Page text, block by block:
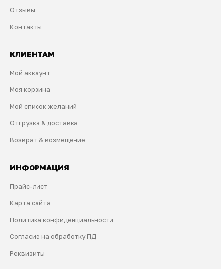
Отзывы
Контакты
КЛИЕНТАМ
Мой аккаунт
Моя корзина
Мой список желаний
Отгрузка & доставка
Возврат & возмещение
ИНФОРМАЦИЯ
Прайс-лист
Карта сайта
Политика конфиденциальности
Согласие на обработку ПД
Реквизиты